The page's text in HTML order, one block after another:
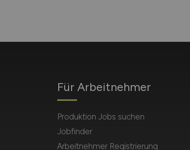
Für Arbeitnehmer
Produktion Jobs suchen
Jobfinder
Arbeitnehmer Registrierung